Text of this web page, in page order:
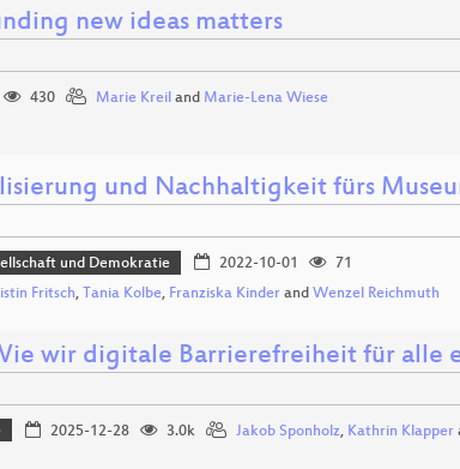
new ideas matters
430 Marie Kreiland Marie-Lena Wiese
und Nachhaltigkeit fürs
und Demokratie 2022-10-01
71
Fritsch, Tania Kolbe, Franziska Kinder and Wenzel Reichmuth
wir digitale Barrierefreiheit für alle
2025-12-28 3.0k Jakob Sponholz, Kathrin Klapper